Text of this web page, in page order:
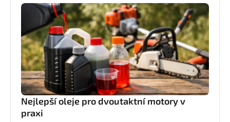
Nejlepší oleje pro dvoutaktní motory v
praxi